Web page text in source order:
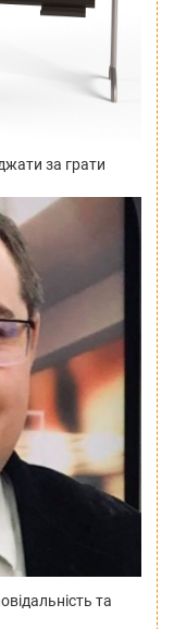
за грати
та